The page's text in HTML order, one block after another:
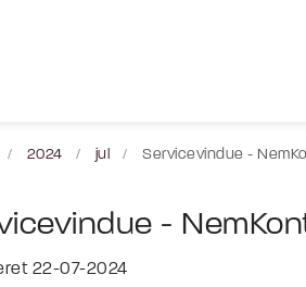
2024 jul Servicevindue -
-
22-07-2024